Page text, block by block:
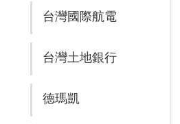
台灣國際航電
台灣土地銀行
德瑪凱